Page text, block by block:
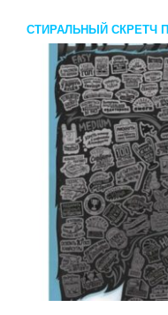
СТИРАЛЬНЫЙ СКРЕТЧ
EDITION